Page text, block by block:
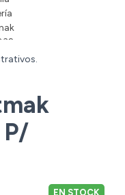
EN STOCK